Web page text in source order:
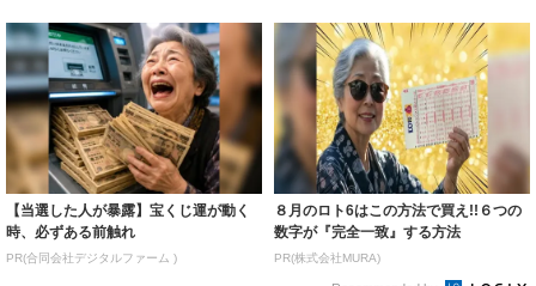
【当選した人が暴露】宝くじ運が動く
時、必ずある前触れ
PR(合同会社デジタルファーム )
８月のロト6はこの方法で買え!!６つの
数字が『完全一致』する方法
PR(株式会社MURA)